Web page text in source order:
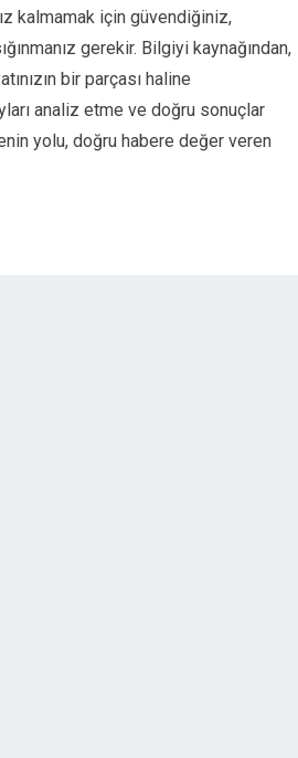
kalmamak için güvendiğiniz,
gerekir. Bilgiyi kaynağından,
bir parçası haline
analiz etme ve doğru sonuçlar
yolu, doğru habere değer veren